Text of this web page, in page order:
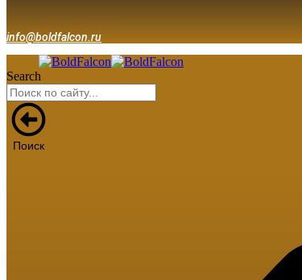
info@boldfalcon.ru
Search
Поиск